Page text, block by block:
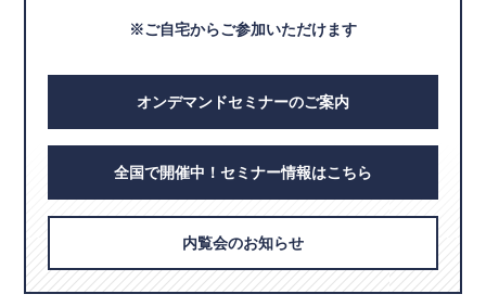
※ご自宅からご参加いただけます
オンデマンドセミナーのご案内
全国で開催中！セミナー情報はこちら
内覧会のお知らせ